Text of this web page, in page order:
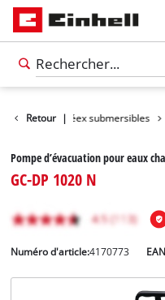
Retour |
à eaux chargéex submersibles
Pompe d’évacuation pour eaux
GC-DP 1020 N
Numéro d'article:4170773